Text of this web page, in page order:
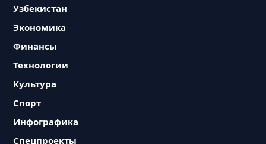
Узбекистан
Экономика
Финансы
Технологии
Культура
Спорт
Инфографика
Спецпроекты